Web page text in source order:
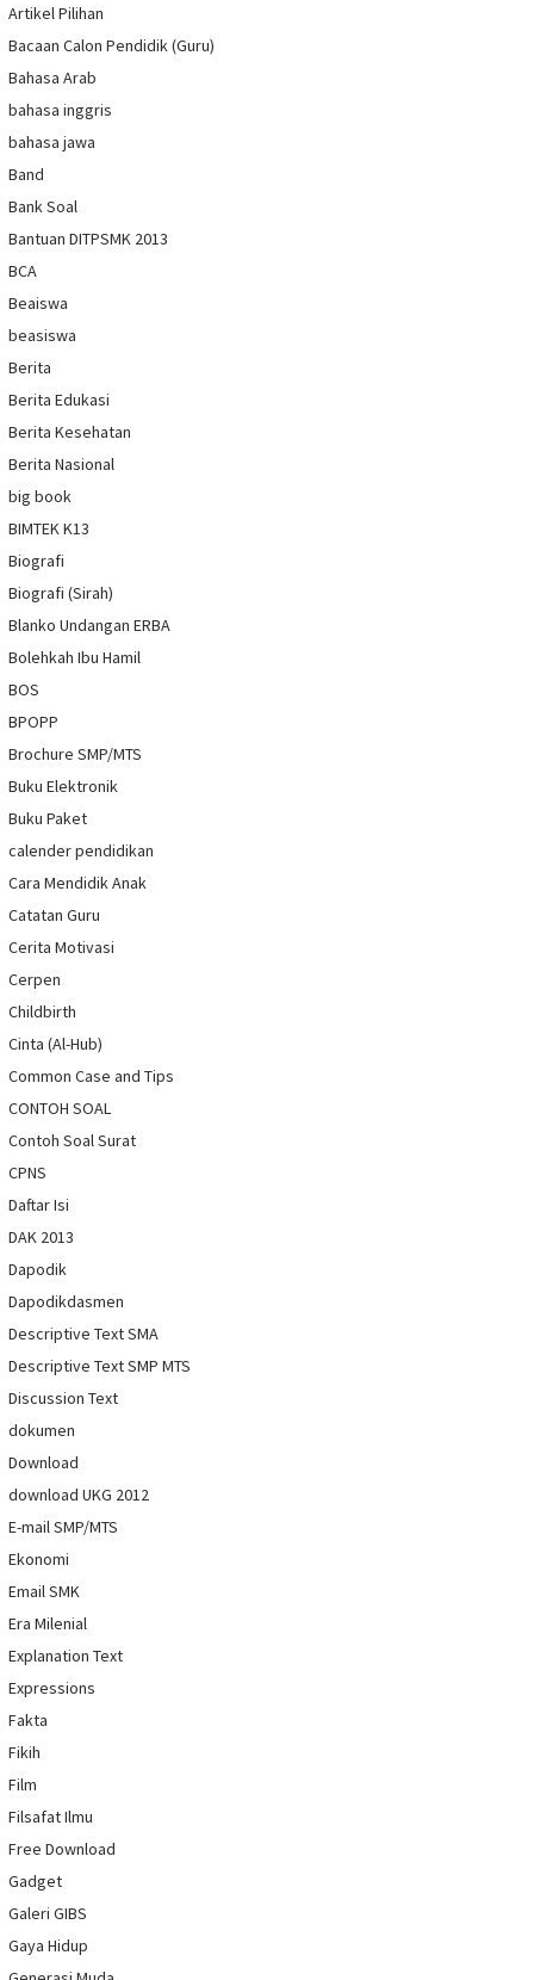
Artikel Pilihan
Bacaan Calon Pendidik (Guru)
Bahasa Arab
bahasa inggris
bahasa jawa
Band
Bank Soal
Bantuan DITPSMK 2013
BCA
Beaiswa
beasiswa
Berita
Berita Edukasi
Berita Kesehatan
Berita Nasional
big book
BIMTEK K13
Biografi
Biografi (Sirah)
Blanko Undangan ERBA
Bolehkah Ibu Hamil
BOS
BPOPP
Brochure SMP/MTS
Buku Elektronik
Buku Paket
calender pendidikan
Cara Mendidik Anak
Catatan Guru
Cerita Motivasi
Cerpen
Childbirth
Cinta (Al-Hub)
Common Case and Tips
CONTOH SOAL
Contoh Soal Surat
CPNS
Daftar Isi
DAK 2013
Dapodik
Dapodikdasmen
Descriptive Text SMA
Descriptive Text SMP MTS
Discussion Text
dokumen
Download
download UKG 2012
E-mail SMP/MTS
Ekonomi
Email SMK
Era Milenial
Explanation Text
Expressions
Fakta
Fikih
Film
Filsafat Ilmu
Free Download
Gadget
Galeri GIBS
Gaya Hidup